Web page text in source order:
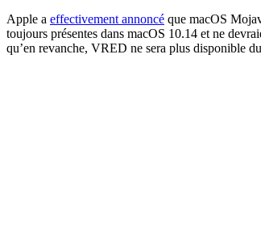
Apple a effectivement annoncé que macOS
toujours présentes dans macOS 10.14 et ne
qu’en revanche, VRED ne sera plus disponible